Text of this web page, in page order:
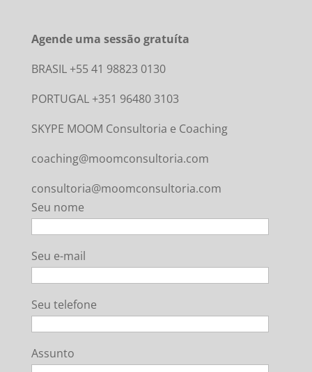
Agende uma sessão gratuíta
BRASIL +55 41 98823 0130
PORTUGAL +351 96480 3103
SKYPE MOOM Consultoria e Coaching
coaching@moomconsultoria.com
consultoria@moomconsultoria.com
Seu nome
Seu e-mail
Seu telefone
Assunto